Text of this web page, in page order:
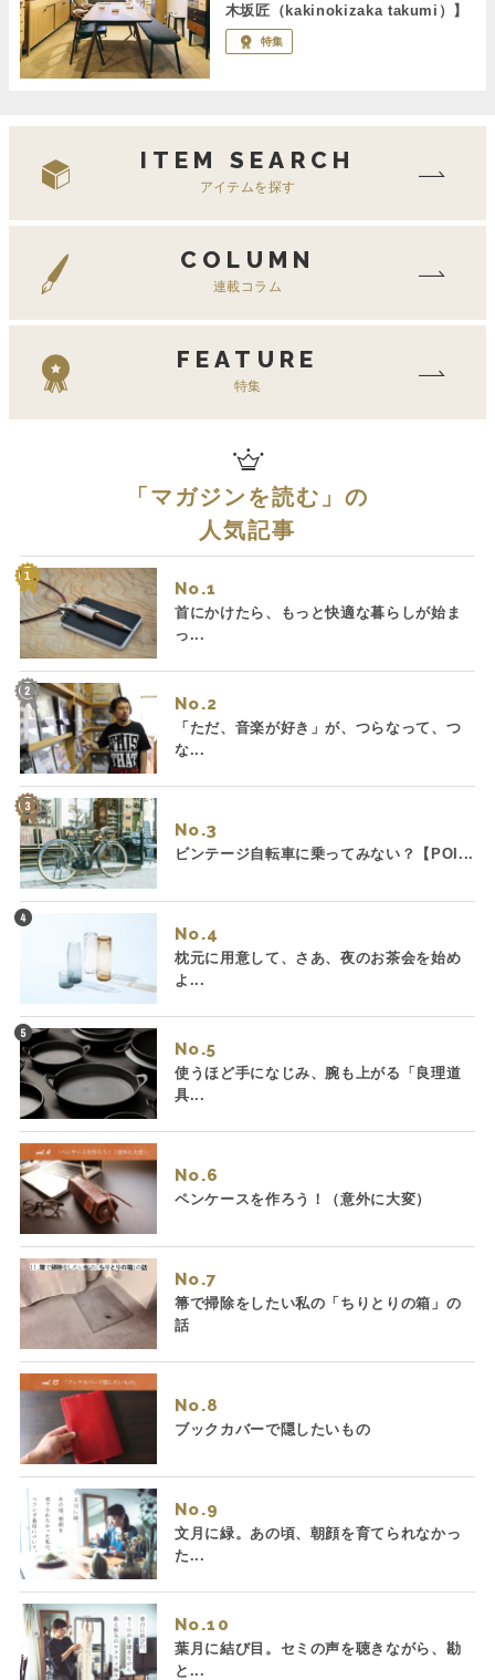
木坂匠（kakinokizaka takumi）】
特集
ITEM SEARCH
アイテムを探す
COLUMN
連載コラム
FEATURE
特集
「マガジンを読む 」の
人気記事
No.
首にかけたら、もっと快適な暮らしが始ま
っ...
No.
「ただ、音楽が好き」が、つらなって、つ
な...
No.
ビンテージ自転車に乗ってみない？【POI...
No.
枕元に用意して、さあ、夜のお茶会を始め
よ...
No.
使うほど手になじみ、腕も上がる「良理道
具...
No.
ペンケースを作ろう！（意外に大変）
No.
箒で掃除をしたい私の「ちりとりの箱」の
話
No.
ブックカバーで隠したいもの
No.
文月に緑。あの頃、朝顔を育てられなかっ
た...
No.
葉月に結び目。セミの声を聴きながら、勘
と...